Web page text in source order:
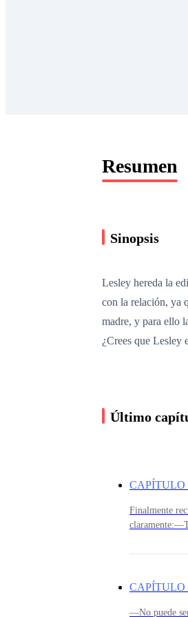
Resumen
Sinopsis
Lesley hereda la
con la relación, ya
madre, y para ello
¿Crees que Lesley
Último
CAPÍTULO
Finalmente
¿Cómo sab
CAPÍTULO
—No puede